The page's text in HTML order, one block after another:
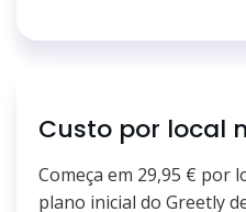
Custo por local
Começa em 29,95 € por
plano inicial do Greetly